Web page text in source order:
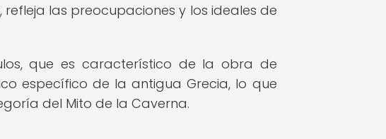
las preocupaciones y los ideales de
que es característico de la obra de
específico de la antigua Grecia, lo que
del Mito de la Caverna.